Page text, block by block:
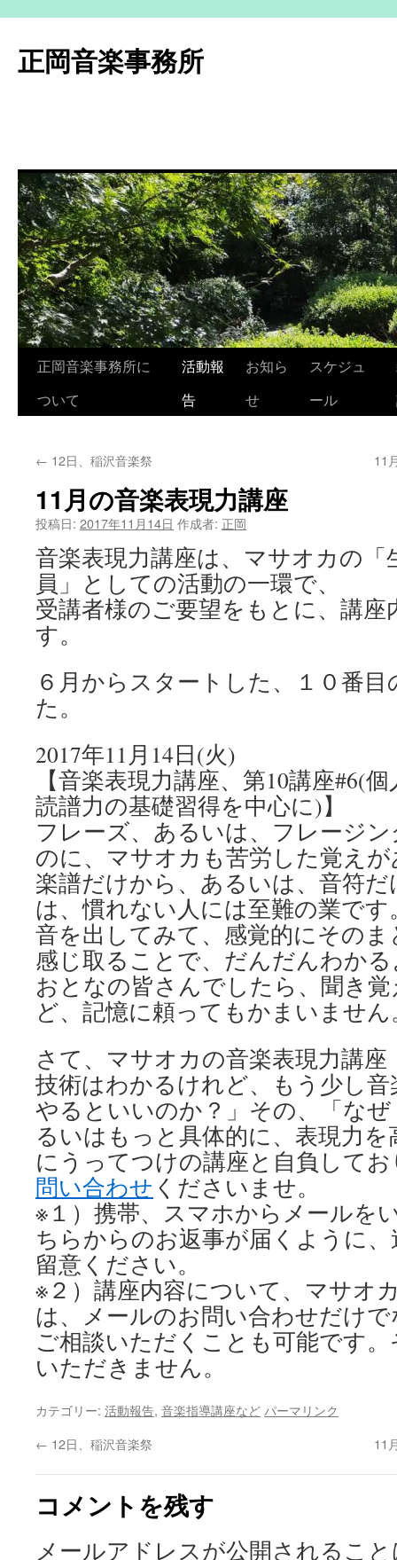
テ
ン
プ
正岡音楽事務所
正岡音楽事務所に
ついて
活動報
告
お知ら
せ
スケジュ
ール
← 12日、稲沢音楽祭 11
11月の音楽表現力講座
投稿日: 2017年11月14日 作成者: 正岡
音楽表現力講座は、マサオカの「
員」としての活動の一環で、
受講者様のご要望をもとに、講
す。
６月からスタートした、１０番
た。
2017年11月14日(火)
【音楽表現力講座、第10講座#6(
読譜力の基礎習得を中心に)】
フレーズ、あるいは、フレージ
のに、マサオカも苦労した覚え
楽譜だけから、あるいは、音符
は、慣れない人には至難の業です
音を出してみて、感覚的にその
感じ取ることで、だんだんわか
おとなの皆さんでしたら、聞き
ど、記憶に頼ってもかまいません
さて、マサオカの音楽表現力講座
技術はわかるけれど、もう少し
やるといいのか？」その、「な
るいはもっと具体的に、表現力
にうってつけの講座と自負して
問い合わせ くださいませ。
※１）携帯、スマホからメールを
ちらからのお返事が届くように
留意ください。
※２）講座内容について、マサオ
は、メールのお問い合わせだけ
ご相談いただくことも可能です
いただきません。
カテゴリー: 活動報告, 音楽指導講座など パーマリンク
← 12日、稲沢音楽祭 11
コメントを残す
メールアドレスが公開されるこ